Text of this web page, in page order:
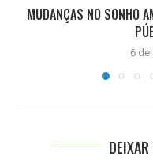
MUDANÇAS NO SONHO
6 de